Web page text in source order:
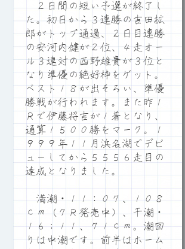
２日間の短い予選が終了し
た。初日から３連勝の吉田拡
郎がトップ通過、２日目連勝
の安河内健が２位、４走オー
ル３連対の西野雄貴が３位と
なり準優の絶好枠をゲット。
ベスト１８が出そろい、準優
勝戦が行われます。また昨１
Ｒで伊藤将吉が１着となり、
通算１５００勝をマーク。１
９９９年１１月浜名湖でデビ
ューしてから５５５６走目の
達成となりました。
満潮・１１：０７、１０８
ｃｍ（７Ｒ発売中）、干潮・
１６：１１、７１ｃｍ。潮回
りは中潮です。前半はホーム